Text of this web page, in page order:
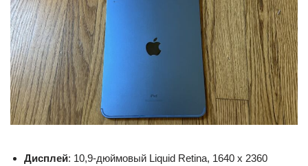
Дисплей: 10,9-дюймовый Liquid Retina, 1640 x 2360